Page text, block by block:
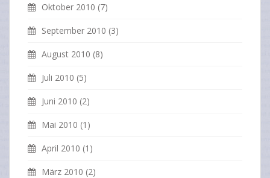
Oktober 2010 (7)
September 2010 (3)
August 2010 (8)
Juli 2010 (5)
Juni 2010 (2)
Mai 2010 (1)
April 2010 (1)
März 2010 (2)